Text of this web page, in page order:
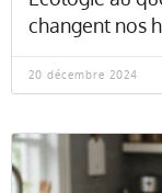
changent nos
20 décembre 2024